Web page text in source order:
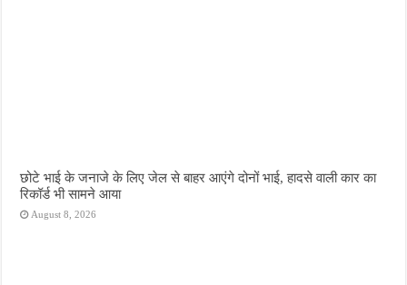
छोटे भाई के जनाजे के लिए जेल से बाहर आएंगे दोनों भाई, हादसे वाली कार का
रिकॉर्ड भी सामने आया
August 8, 2026